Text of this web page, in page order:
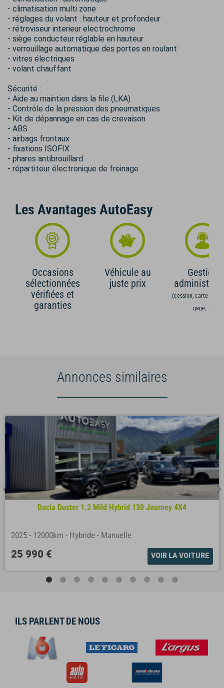
- climatisation multi zone
- réglages du volant : hauteur et profondeur
- rétroviseur interieur electrochrome
- siège conducteur réglable en hauteur
- verrouillage automatique des portes en roulant
- vitres électriques
- volant chauffant
Sécurité :
- Aide au maintien dans la file (LKA)
- Contrôle de la pression des pneumatiques
- Kit de dépannage en cas de crevaison
- ABS
- airbags frontaux
- fixations ISOFIX
- phares antibrouillard
- répartiteur électronique de freinage
Les Avantages AutoEasy
Occasions
sélectionnées
vérifiées et
garanties
Véhicule au
juste prix
Gestion
(cession, carte grise,
gage,...)
Annonces similaires
Dacia Duster 1.2 Mild Hybrid 130 Journey 4X4
2025 - 12000km - Hybride - Manuelle
25 990 € VOIR LA VOITURE
ILS PARLENT DE NOUS